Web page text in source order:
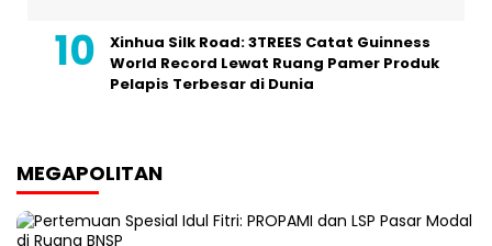
Xinhua Silk Road: 3TREES Catat Guinness
World Record Lewat Ruang Pamer Produk
Pelapis Terbesar di Dunia
MEGAPOLITAN